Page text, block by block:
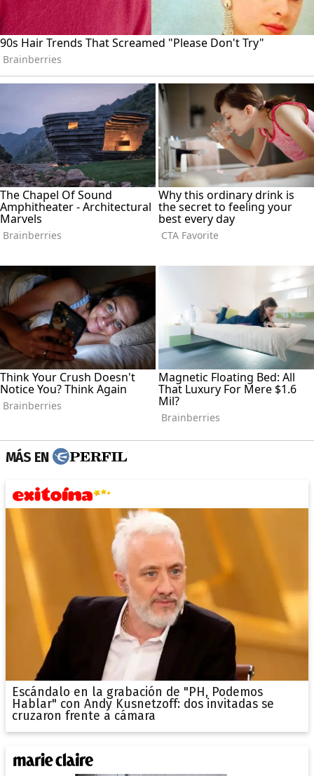
MÁS EN
Escándalo en la grabación de "PH, Podemos
Hablar" con Andy Kusnetzoff: dos invitadas se
cruzaron frente a cámara